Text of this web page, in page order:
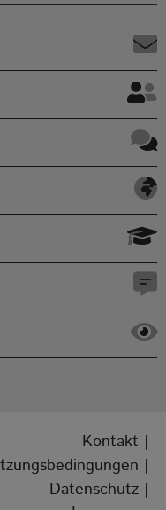
Kontakt |
|
Datenschutz |